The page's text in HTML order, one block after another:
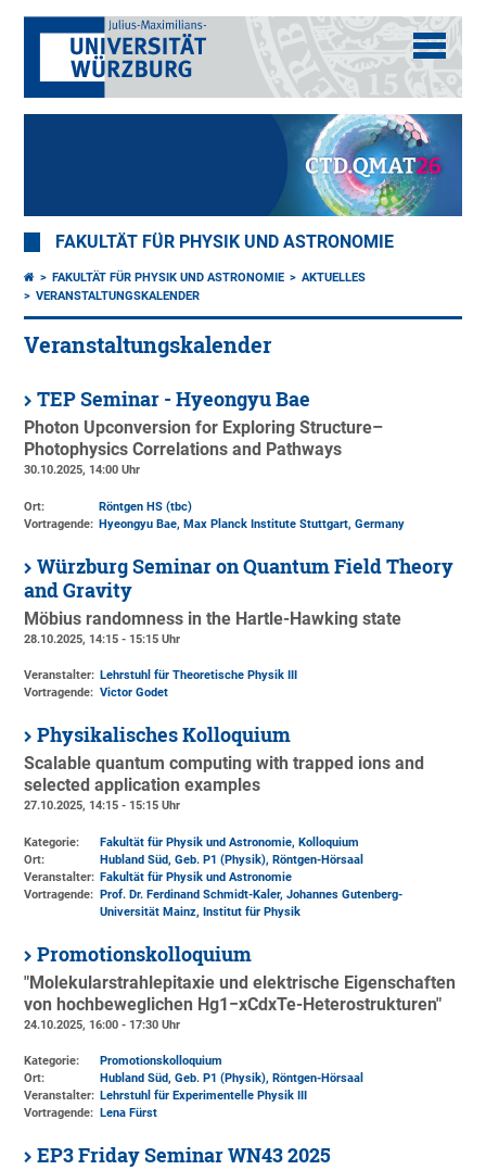
FAKULTÄT FÜR PHYSIK UND ASTRONOMIE
FAKULTÄT FÜR PHYSIK UND ASTRONOMIE
AKTUELLES
VERANSTALTUNGSKALENDER
Veranstaltungskalender
TEP Seminar - Hyeongyu Bae
Photon Upconversion for Exploring Structure–
Photophysics Correlations and Pathways
30.10.2025, 14:00 Uhr
Ort:
Röntgen HS (tbc)
Vortragende: Hyeongyu Bae, Max Planck Institute Stuttgart, Germany
Würzburg Seminar on Quantum Field Theory
and Gravity
Möbius randomness in the Hartle-Hawking state
28.10.2025, 14:15 - 15:15 Uhr
Veranstalter: Lehrstuhl für Theoretische Physik III
Vortragende: Victor Godet
Physikalisches Kolloquium
Scalable quantum computing with trapped ions and
selected application examples
27.10.2025, 14:15 - 15:15 Uhr
Kategorie:
Fakultät für Physik und Astronomie, Kolloquium
Ort:
Hubland Süd, Geb. P1 (Physik), Röntgen-Hörsaal
Veranstalter: Fakultät für Physik und Astronomie
Vortragende: Prof. Dr. Ferdinand Schmidt-Kaler, Johannes Gutenberg-
Universität Mainz, Institut für Physik
Promotionskolloquium
"Molekularstrahlepitaxie und elektrische Eigenschaften
von hochbeweglichen Hg1−xCdxTe-Heterostrukturen"
24.10.2025, 16:00 - 17:30 Uhr
Kategorie:
Promotionskolloquium
Ort:
Hubland Süd, Geb. P1 (Physik), Röntgen-Hörsaal
Veranstalter: Lehrstuhl für Experimentelle Physik III
Vortragende:
Lena Fürst
EP3 Friday Seminar WN43 2025